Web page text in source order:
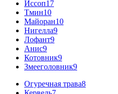
Иссоп17
Тмин10
Майоран10
Нигелла9
Лофант9
Анис9
Котовник9
Змееголовник9
Огуречная трава8